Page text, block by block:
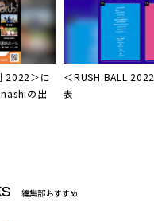
2022＞に
の出
＜RUSH BALL 2022
表
編集部おすすめ